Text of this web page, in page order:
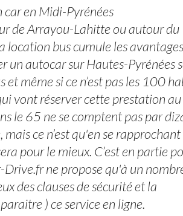
car en Midi-Pyrénées
de Arrayou-Lahitte ou autour du
bus cumule les
un autocar sur Hautes-Pyrénées
même si ce n’est pas les 100
vont réserver cette prestation
le 65 ne se comptent pas par
ce n’est qu'en se rapprochant
pour le mieux. C’est en partie
ne propose qu'à un
des clauses de sécurité et la
) ce service en ligne.